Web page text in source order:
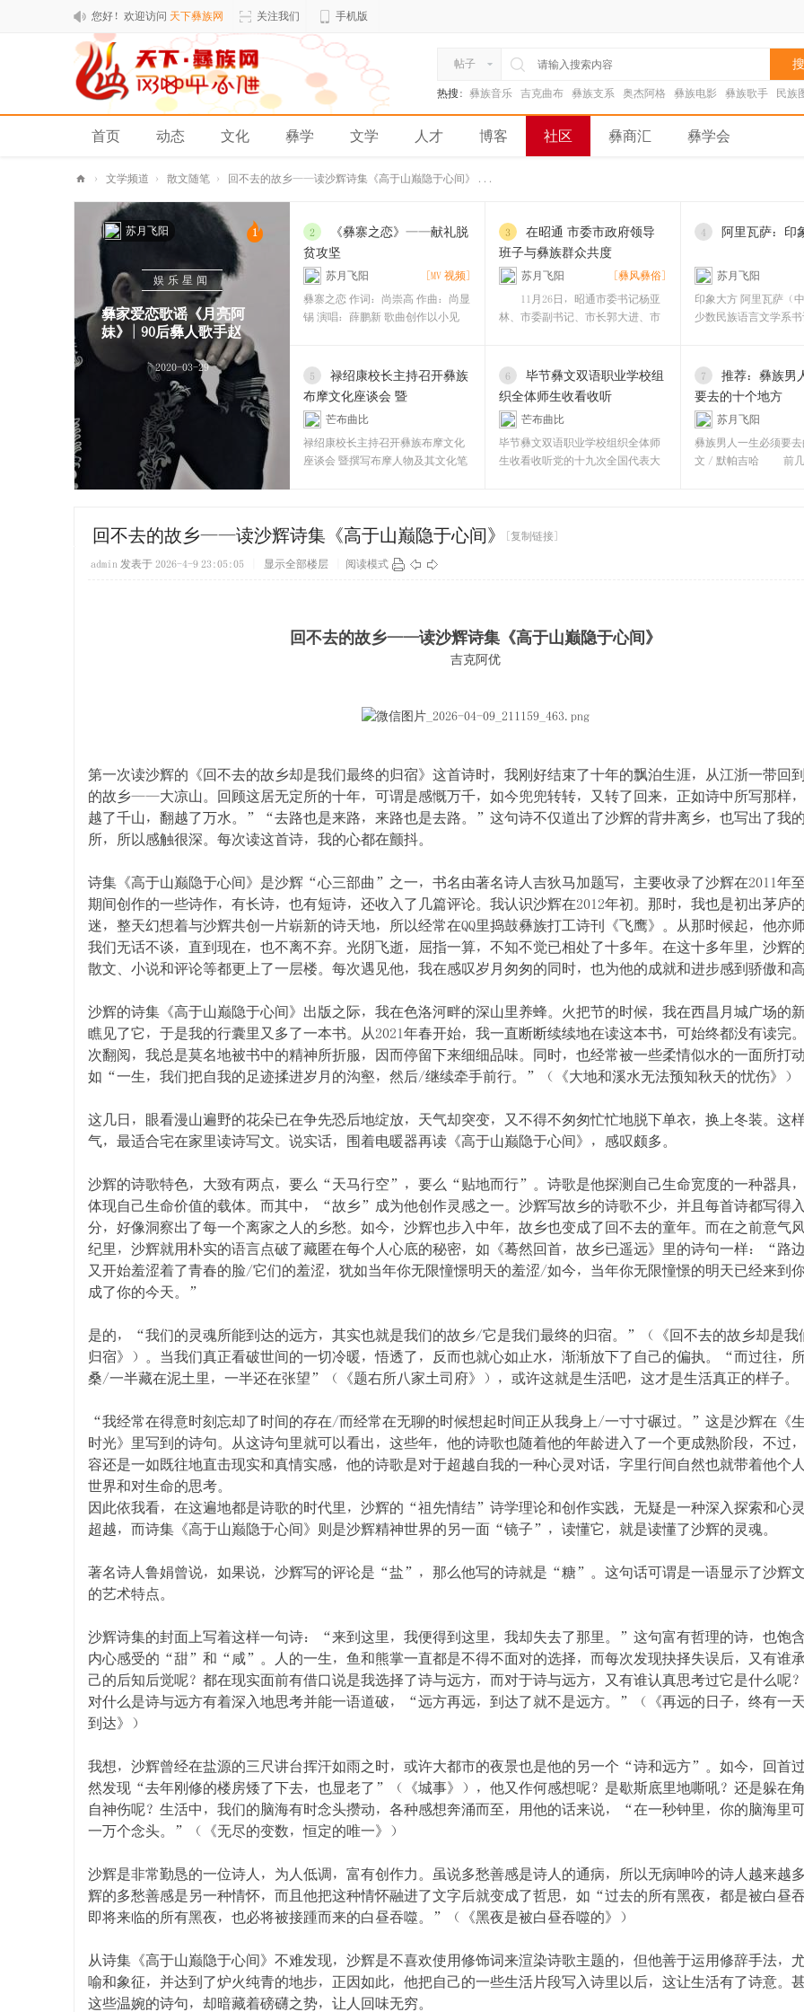
您好！欢迎访问 天下彝族网 关注我们 手机版
帖子
热搜: 彝族音乐 吉克曲布 彝族支系 奥杰阿格 彝族电影 彝族歌手 民族
首页 动态 文化 彝学 文学 人才 博客 社区 彝商汇 彝学会
排行榜
天
› 文学频道 › 散文随笔 › 回不去的故乡——读沙辉诗集《高于山巅隐于心间》 ...
苏月飞阳 1
娱乐星闻
彝家爱恋歌谣《月亮阿
妹》| 90后彝人歌手赵
2020-03-29
2
《彝寨之恋》——献礼脱
贫攻坚
苏月飞阳 [MV 视频]
彝寨之恋 作词：尚崇高 作曲：尚显
锡 演唱：薛鹏新 歌曲创作以小见
3
在昭通 市委市政府领导
班子与彝族群众共度
苏月飞阳 [彝风彝俗]
11月26日，昭通市委书记杨亚
林、市委副书记、市长郭大进、市
4 阿里瓦萨：印
苏月飞阳
印象大方 阿里瓦萨（
少数民族语言文学系
5
禄绍康校长主持召开彝族
布摩文化座谈会 暨
芒布曲比
[彝文双语职业学校]
禄绍康校长主持召开彝族布摩文化
座谈会 暨撰写布摩人物及其文化笔
6
毕节彝文双语职业学校组
织全体师生收看收听
芒布曲比
[彝文双语职业学校]
毕节彝文双语职业学校组织全体师
生收看收听党的十九次全国代表大
7
推荐：彝族男
要去的十个地方
苏月飞阳
彝族男人一生必须要
文／默帕吉哈 前几
回不去的故乡——读沙辉诗集《高于山巅隐于心间》 [复制链接]
admin 发表于 2026-4-9 23:05:05 显示全部楼层 阅读模式
回不去的故乡——读沙辉诗集《高于山巅隐于心间》
吉克阿优
第一次读沙辉的《回不去的故乡却是我们最终的归宿》这首诗时，我刚好结束了十年的飘泊生涯，从江浙一带回
的故乡——大凉山。回顾这居无定所的十年，可谓是感慨万千，如今兜兜转转，又转了回来，正如诗中所写那样
越了千山，翻越了万水。”“去路也是来路，来路也是去路。”这句诗不仅道出了沙辉的背井离乡，也写出了我
所，所以感触很深。每次读这首诗，我的心都在颤抖。
诗集《高于山巅隐于心间》是沙辉“心三部曲”之一，书名由著名诗人吉狄马加题写，主要收录了沙辉在2011年
期间创作的一些诗作，有长诗，也有短诗，还收入了几篇评论。我认识沙辉在2012年初。那时，我也是初出茅庐
迷，整天幻想着与沙辉共创一片崭新的诗天地，所以经常在QQ里捣鼓彝族打工诗刊《飞鹰》。从那时候起，他亦
我们无话不谈，直到现在，也不离不弃。光阴飞逝，屈指一算，不知不觉已相处了十多年。在这十多年里，沙辉
散文、小说和评论等都更上了一层楼。每次遇见他，我在感叹岁月匆匆的同时，也为他的成就和进步感到骄傲和
沙辉的诗集《高于山巅隐于心间》出版之际，我在色洛河畔的深山里养蜂。火把节的时候，我在西昌月城广场的
瞧见了它，于是我的行囊里又多了一本书。从2021年春开始，我一直断断续续地在读这本书，可始终都没有读完
次翻阅，我总是莫名地被书中的精神所折服，因而停留下来细细品味。同时，也经常被一些柔情似水的一面所打
如“一生，我们把自我的足迹揉进岁月的沟壑，然后/继续牵手前行。”（《大地和溪水无法预知秋天的忧伤》）
这几日，眼看漫山遍野的花朵已在争先恐后地绽放，天气却突变，又不得不匆匆忙忙地脱下单衣，换上冬装。这
气，最适合宅在家里读诗写文。说实话，围着电暖器再读《高于山巅隐于心间》，感叹颇多。
沙辉的诗歌特色，大致有两点，要么“天马行空”，要么“贴地而行”。诗歌是他探测自己生命宽度的一种器具
体现自己生命价值的载体。而其中，“故乡”成为他创作灵感之一。沙辉写故乡的诗歌不少，并且每首诗都写得
分，好像洞察出了每一个离家之人的乡愁。如今，沙辉也步入中年，故乡也变成了回不去的童年。而在之前意气
纪里，沙辉就用朴实的语言点破了藏匿在每个人心底的秘密，如《蓦然回首，故乡已遥远》里的诗句一样：“路
又开始羞涩着了青春的脸/它们的羞涩，犹如当年你无限憧憬明天的羞涩/如今，当年你无限憧憬的明天已经来到
成了你的今天。”
是的，“我们的灵魂所能到达的远方，其实也就是我们的故乡/它是我们最终的归宿。”（《回不去的故乡却是我
归宿》）。当我们真正看破世间的一切冷暖，悟透了，反而也就心如止水，渐渐放下了自己的偏执。“而过往，
桑/一半藏在泥土里，一半还在张望”（《题右所八家土司府》），或许这就是生活吧，这才是生活真正的样子。
“我经常在得意时刻忘却了时间的存在/而经常在无聊的时候想起时间正从我身上/一寸寸碾过。”这是沙辉在《
时光》里写到的诗句。从这诗句里就可以看出，这些年，他的诗歌也随着他的年龄进入了一个更成熟阶段，不过
容还是一如既往地直击现实和真情实感，他的诗歌是对于超越自我的一种心灵对话，字里行间自然也就带着他个
世界和对生命的思考。
因此依我看，在这遍地都是诗歌的时代里，沙辉的“祖先情结”诗学理论和创作实践，无疑是一种深入探索和心
超越，而诗集《高于山巅隐于心间》则是沙辉精神世界的另一面“镜子”，读懂它，就是读懂了沙辉的灵魂。
著名诗人鲁娟曾说，如果说，沙辉写的评论是“盐”，那么他写的诗就是“糖”。这句话可谓是一语显示了沙辉
的艺术特点。
沙辉诗集的封面上写着这样一句诗：“来到这里，我便得到这里，我却失去了那里。”这句富有哲理的诗，也饱
内心感受的“甜”和“咸”。人的一生，鱼和熊掌一直都是不得不面对的选择，而每次发现抉择失误后，又有谁
己的后知后觉呢？都在现实面前有借口说是我选择了诗与远方，而对于诗与远方，又有谁认真思考过它是什么呢
对什么是诗与远方有着深入地思考并能一语道破，“远方再远，到达了就不是远方。”（《再远的日子，终有一
到达》）
我想，沙辉曾经在盐源的三尺讲台挥汗如雨之时，或许大都市的夜景也是他的另一个“诗和远方”。如今，回首
然发现“去年刚修的楼房矮了下去，也显老了”（《城事》），他又作何感想呢？是歇斯底里地嘶吼？还是躲在
自神伤呢？生活中，我们的脑海有时念头攒动，各种感想奔涌而至，用他的话来说，“在一秒钟里，你的脑海里
一万个念头。”（《无尽的变数，恒定的唯一》）
沙辉是非常勤恳的一位诗人，为人低调，富有创作力。虽说多愁善感是诗人的通病，所以无病呻吟的诗人越来越
辉的多愁善感是另一种情怀，而且他把这种情怀融进了文字后就变成了哲思，如“过去的所有黑夜，都是被白昼
即将来临的所有黑夜，也必将被接踵而来的白昼吞噬。”（《黑夜是被白昼吞噬的》）
从诗集《高于山巅隐于心间》不难发现，沙辉是不喜欢使用修饰词来渲染诗歌主题的，但他善于运用修辞手法，
喻和象征，并达到了炉火纯青的地步，正因如此，他把自己的一些生活片段写入诗里以后，这让生活有了诗意。
这些温婉的诗句，却暗藏着磅礴之势，让人回味无穷。